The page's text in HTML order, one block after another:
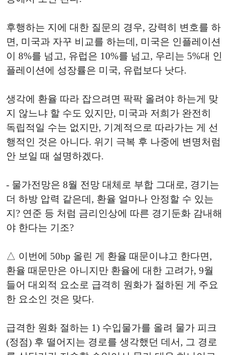
후행하는 지에 대한 질문의 경우, 강력히 변호를 하
면, 미국과 자꾸 비교를 하는데, 미국은 인플레이션
이 8%를 넘고, 유럽은 10%를 넘고, 우리는 5%대 인
플레이션에 성장률은 미국, 유럽보다 낫다.
생각에 환율 따라 잡으려면 팍팍 올려야 하는게 맞
지 않느냐 할 수도 있지만, 미국과 저희가 완전히
독립적일 수는 없지만, 기계적으로 따라가는 게 선
행적인 것은 아니다. 위기 극복 후 나중에 변명처럼
안 보일 때 설명하겠다.
- 물가전망은 8월 전망 대체로 부합 그대로, 경기는
더 하방 압력 같은데, 환율 얼마나 안정할 수 있는
지? 연준 등 처럼 금리인상에 따른 경기둔화 감내해
야 한다는 기조?
△ 이번에 50bp 올린 게 환율 때문이냐고 한다면,
환율 때문만은 아니지만 환율에 대한 고려가, 9월
들어 대외적 요소로 급격히 원화가 절하된 게 주요
한 요소인 것은 맞다.
급격한 원화 절하는 1) 수입물가를 올려 물가 피크
(정점) 후 떨어지는 경로를 생각했던 데서, 그 경로